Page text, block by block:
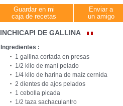
Guardar en mi
caja de recetas
Enviar a
un amigo
INCHICAPI DE GALLINA
Ingredientes :
1 gallina cortada en presas
1/2 kilo de maní pelado
1/4 kilo de harina de maíz cernida
2 dientes de ajos pelados
1 cebolla picada
1/2 taza sachaculantro